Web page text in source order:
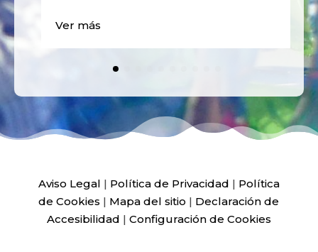
Ver más
Aviso Legal | Política de Privacidad | Política
de Cookies | Mapa del sitio | Declaración de
Accesibilidad | Configuración de Cookies